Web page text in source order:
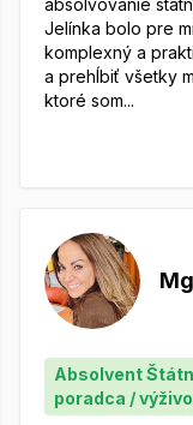
absolvovanie
Jelínka bolo pre
komplexný a
a prehĺbiť všetky
ktoré som...
Absolvent
poradca /